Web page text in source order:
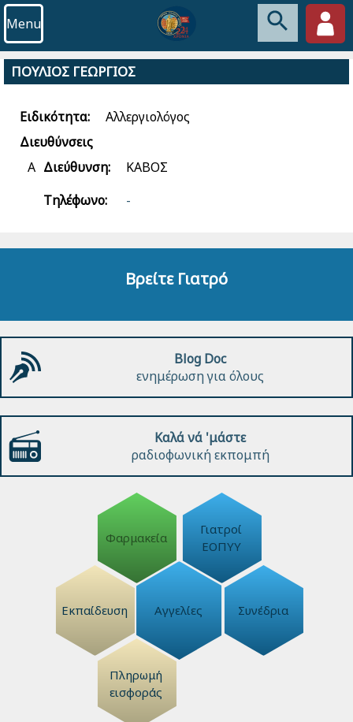
Menu
ΠΟΥΛΙΟΣ ΓΕΩΡΓΙΟΣ
Ειδικότητα:
Αλλεργιολόγος
Διευθύνσεις
Α Διεύθυνση:
ΚΑΒΟΣ
Τηλέφωνο:
-
Βρείτε Γιατρό
Blog Doc
ενημέρωση για όλους
Καλά νά 'μάστε
ραδιοφωνική εκπομπή
Φαρμακεία
Γιατροί
ΕΟΠΥΥ
Εκπαίδευση Αγγελίες Συνέδρια
Πληρωμή
εισφοράς